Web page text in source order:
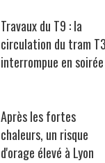
Travaux du T9 : la
circulation du tram T3
interrompue en soirée
Après les fortes
chaleurs, un risque
d'orage élevé à Lyon